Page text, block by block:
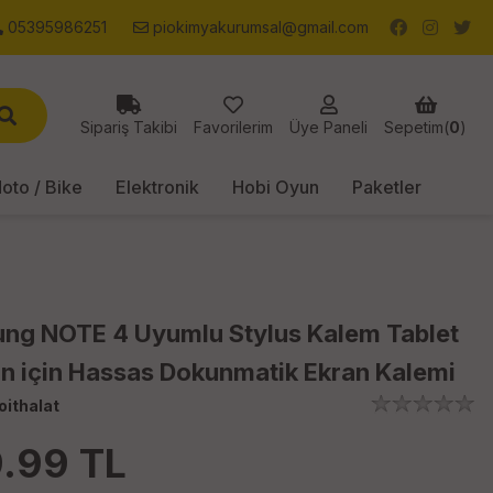
05395986251 piokimyakurumsal@gmail.com
Sipariş Takibi Favorilerim Üye Paneli Sepetim(0)
/ Bike Elektronik Hobi Oyun Paketler
NOTE 4 Uyumlu Stylus Kalem Tablet
için Hassas Dokunmatik Ekran Kalemi
TL